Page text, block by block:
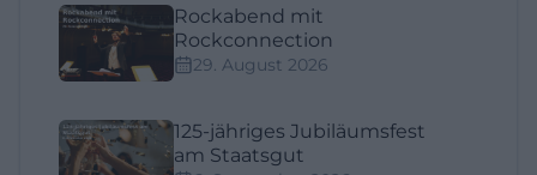
Rockabend mit
Rockconnection
29. August 2026
125-jähriges Jubiläumsfest
am Staatsgut